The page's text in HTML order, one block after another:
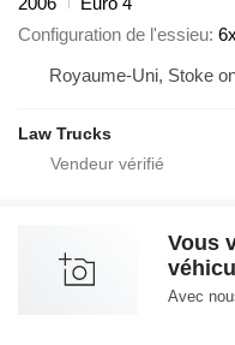
Configuration de l'essieu
Royaume-Uni, Stoke
Law Trucks
Vous
Avec